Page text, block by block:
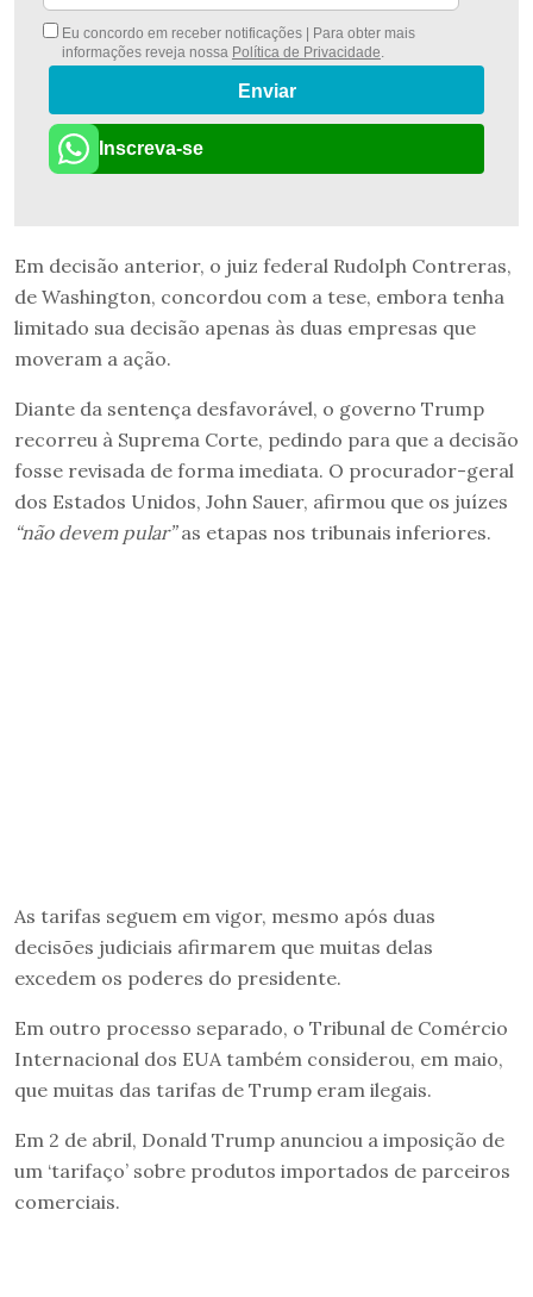
Eu concordo em receber notificações | Para obter mais
informações reveja nossa Política de Privacidade
Enviar
Inscreva-se
Em decisão anterior, o juiz federal Rudolph Contreras,
de Washington, concordou com a tese, embora tenha
limitado sua decisão apenas às duas empresas que
moveram a ação.
Diante da sentença desfavorável, o governo Trump
recorreu à Suprema Corte, pedindo para que a decisão
fosse revisada de forma imediata. O procurador-geral
dos Estados Unidos, John Sauer, afirmou que os juízes
“não devem pular”as etapas nos tribunais inferiores.
As tarifas seguem em vigor, mesmo após duas
decisões judiciais afirmarem que muitas delas
excedem os poderes do presidente.
Em outro processo separado, o Tribunal de Comércio
Internacional dos EUA também considerou, em maio,
que muitas das tarifas de Trump eram ilegais.
Em 2 de abril, Donald Trump anunciou a imposição de
um ‘tarifaço’ sobre produtos importados de parceiros
comerciais.